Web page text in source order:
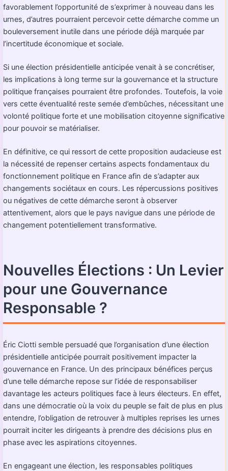
favorablement l’opportunité de s’exprimer à nouveau dans les
urnes, d’autres pourraient percevoir cette démarche comme un
bouleversement inutile dans une période déjà marquée par
l’incertitude économique et sociale.
Si une élection présidentielle anticipée venait à se concrétiser,
les implications à long terme sur la gouvernance et la structure
politique françaises pourraient être profondes. Toutefois, la voie
vers cette éventualité reste semée d’embûches, nécessitant une
volonté politique forte et une mobilisation citoyenne significative
pour pouvoir se matérialiser.
En définitive, ce qui ressort de cette proposition audacieuse est
la nécessité de repenser certains aspects fondamentaux du
fonctionnement politique en France afin de s’adapter aux
changements sociétaux en cours. Les répercussions positives
ou négatives de cette démarche seront à observer
attentivement, alors que le pays navigue dans une période de
changement potentiellement transformative.
Nouvelles Élections : Un Levier
pour une Gouvernance
Responsable ?
Éric Ciotti semble persuadé que l’organisation d’une élection
présidentielle anticipée pourrait positivement impacter la
gouvernance en France. Un des principaux bénéfices perçus
d’une telle démarche repose sur l’idée de responsabiliser
davantage les acteurs politiques face à leurs électeurs. En effet,
dans une démocratie où la voix du peuple se fait de plus en plus
entendre, l’obligation de retrouver à multiples reprises les urnes
pourrait inciter les dirigeants à prendre des décisions plus en
phase avec les aspirations citoyennes.
En engageant une élection, les responsables politiques